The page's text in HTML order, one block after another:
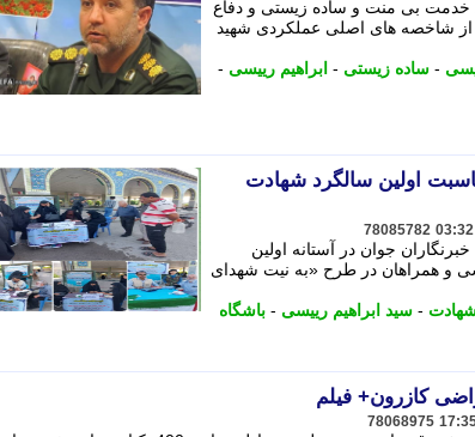
خدمت بی منت و ساده زیستی و دفاع
از شاخصه های اصلی عملکردی شهید
- ساده زیستی - ابراهیم رییسی -
اولین سالگرد شهادت
78085782
باشگاه خبرنگاران جوان در آستانه اولین
و همراهان در طرح «به نیت شهدای
- سید ابراهیم رییسی - باشگاه
78068975